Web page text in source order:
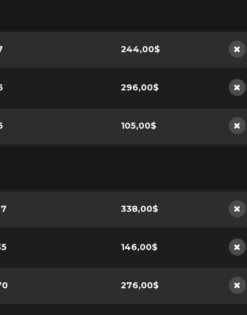
244,00$
296,00$
105,00$
338,00$
146,00$
276,00$